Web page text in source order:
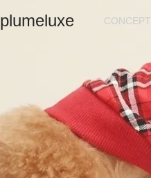
plumeluxe CONCEPT